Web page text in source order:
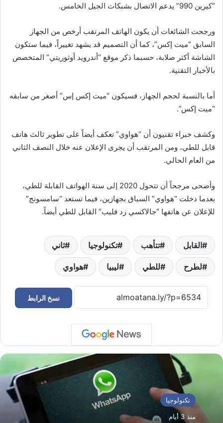
“كيرين 990” يدعم الاتصال بشبكات الجيل الخامس.
ورجحت الشائعات أن يكون الهاتف المرتقب أرخص من الجهاز
السابق “ميت إكس”، كما أن التصميم قد يشهد تغييراً، فيما ستكون
الشاشة أكثر صلابة، حسبما ذكر موقع “أندرويد أوثوريتي” المتخصص
بالأخبار التقنية.
أما بالنسبة لحجم الجهاز، فسيكون “ميت إكس إس” أصغر من سابقه
“ميت إكس”.
وكشف خبراء تقنيون أن “هواوي” تعكف أيضاً على تطوير ثالث هاتف
قابل للطي، ومن المرتقب أن يجرى الإعلان عنه خلال النصف الثاني
من العام الحالي.
وأضحى مرجحاً أن تتحول 2020 إلى سنة الهواتف القابلة للطي،
بعدما دخلت “هواوي” السباق بجهازين، فيما تستعد “سامسونج”
للإعلان عن هاتفها “جالاكسي زد فليب” القابل للطي أيضاً.
القابل تتأهب تكنولوجيا ثاني
لطرح للطي ليبيا هواوي
نسخ الرابط
تكنولوجيا
منذ 3 أيام